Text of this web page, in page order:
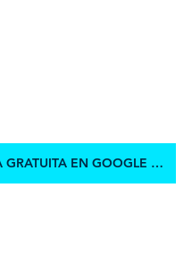
DESCARGA GRATUITA EN GOOGLE DRIVE